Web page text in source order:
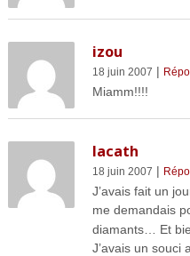
izou
18 juin 2007 |
Miamm!!!!
lacath
18 juin 2007 |
J’avais fait un
me demandais
diamants… Et
J’avais un souci